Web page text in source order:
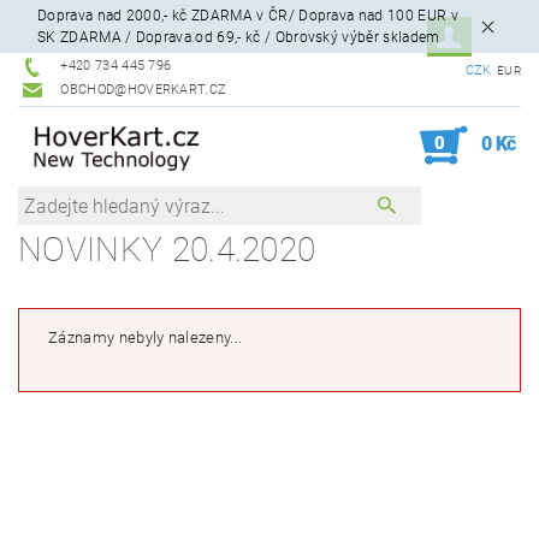
Doprava nad 2000,- kč ZDARMA v ČR/ Doprava nad 100 EUR v
SK ZDARMA / Doprava od 69,- kč / Obrovský výběr skladem
+420 734 445 796
OBCHOD@HOVERKART.CZ
CZK EUR
0 0 Kč
NOVINKY 20.4.2020
Záznamy nebyly nalezeny...